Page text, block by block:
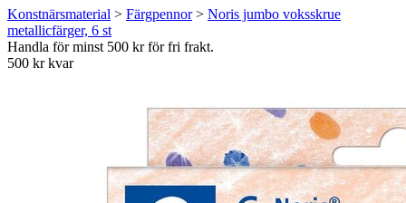
Konstnärsmaterial > Färgpennor> Noris jumbo voksskrue
metallicfärger, 6 st
Handla för minst 500 kr för fri frakt.
500 kr kvar